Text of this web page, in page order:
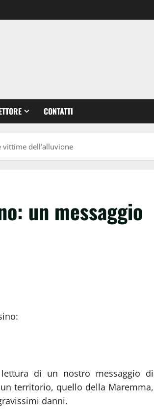
CONTATTI
dell’alluvione
un messaggio
di un nostro messaggio di
territorio, quello della Maremma,
danni.